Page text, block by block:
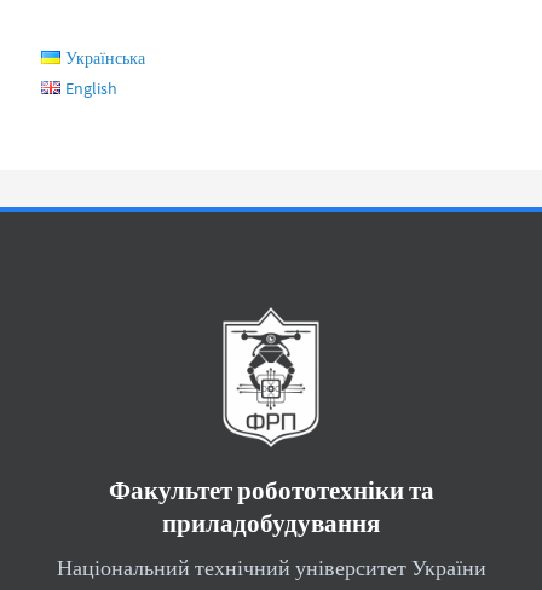
Українська
English
Факультет робототехніки та
приладобудування
Національний технічний університет України